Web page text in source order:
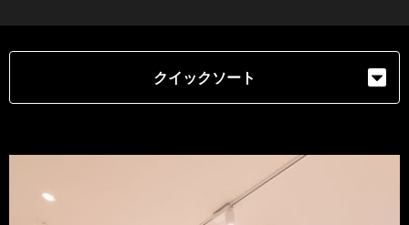
クイックソート